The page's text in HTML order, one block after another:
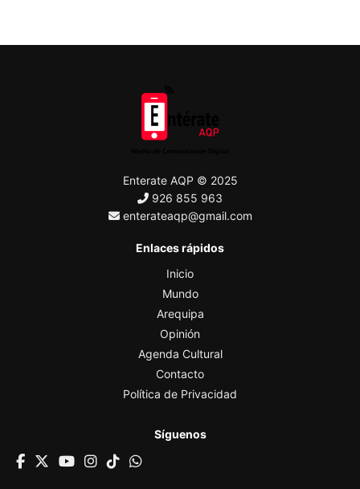
Enterate AQP © 2025
926 855 963
enterateaqp@gmail.com
Enlaces rápidos
Inicio
Mundo
Arequipa
Opinión
Agenda Cultural
Contacto
Política de Privacidad
Síguenos